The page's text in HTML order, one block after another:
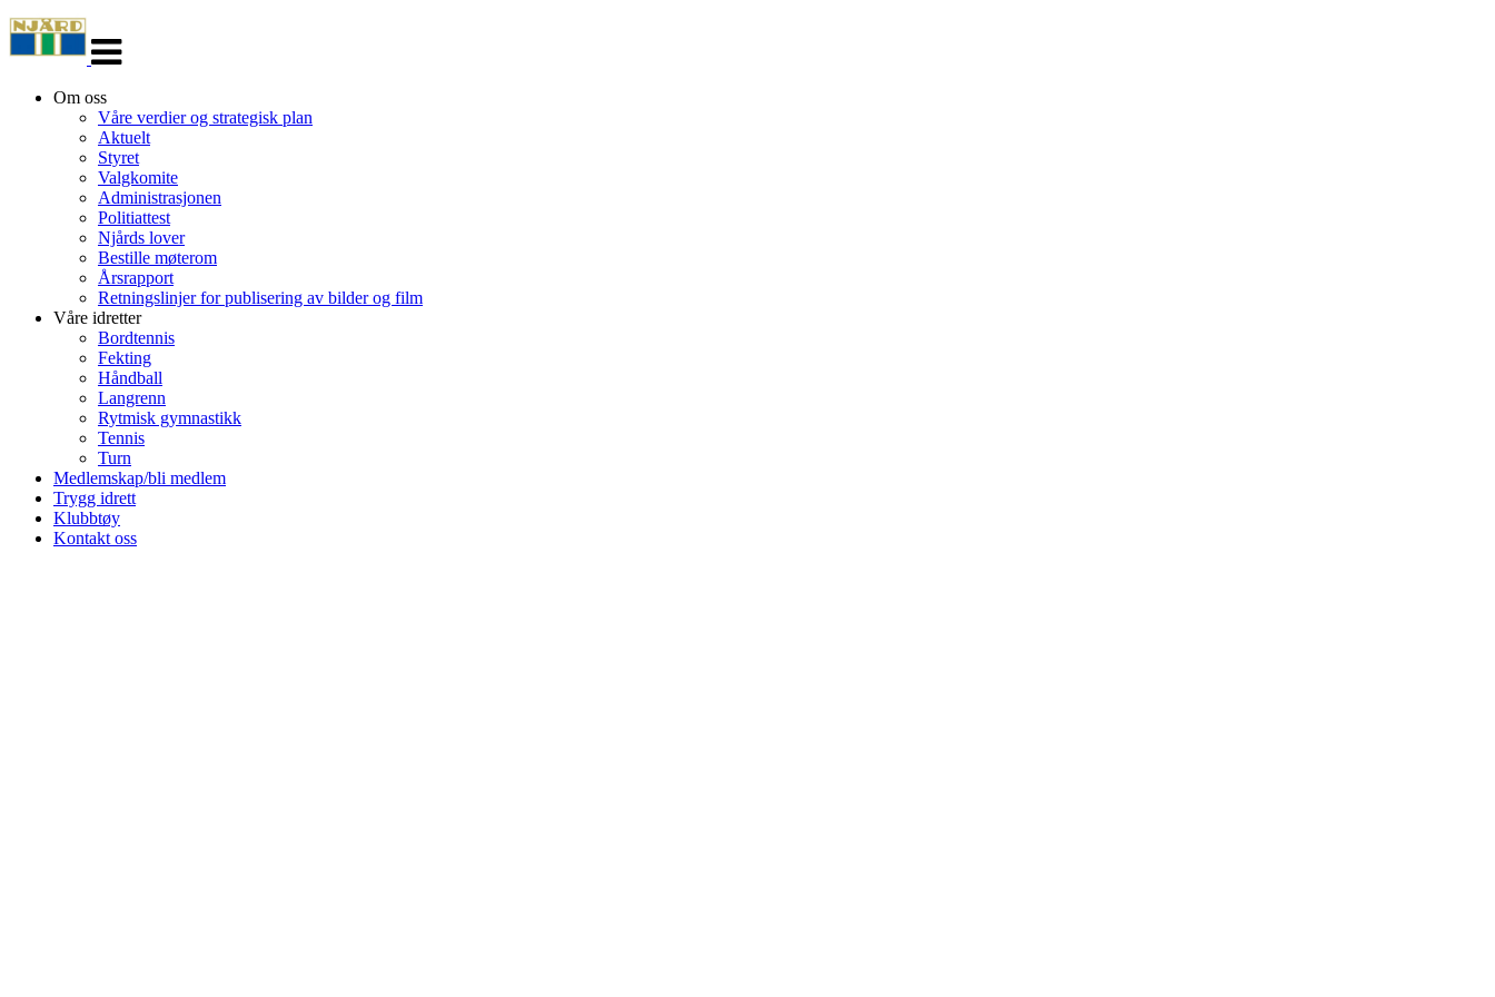
navigasjon
Om oss
Våre verdier og strategisk plan
Aktuelt
Styret
Valgkomite
Administrasjonen
Politiattest
Njårds lover
Bestille møterom
Årsrapport
Retningslinjer for publisering av bilder og film
Våre idretter
Bordtennis
Fekting
Håndball
Langrenn
Rytmisk gymnastikk
Tennis
Turn
Medlemskap/bli medlem
Trygg idrett
Klubbtøy
Kontakt oss